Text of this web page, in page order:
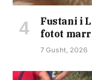
Fustani i
fotot
7 Gusht, 2026